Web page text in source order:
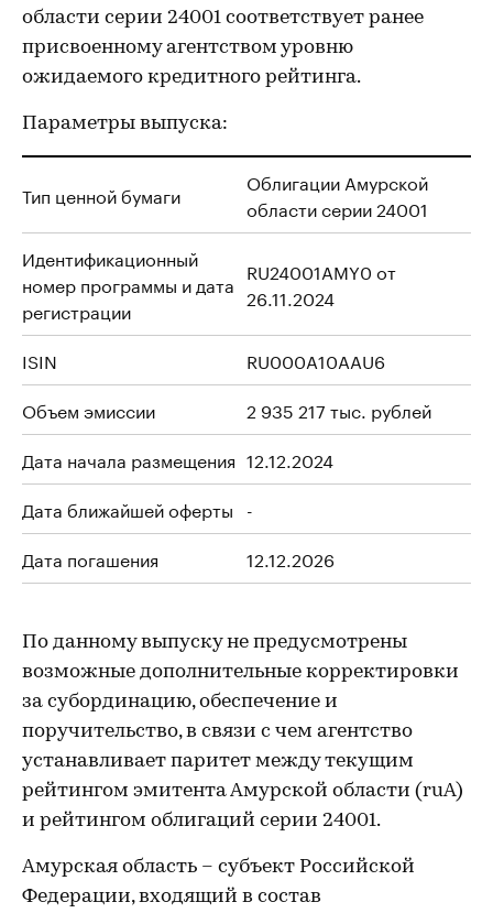
области серии 24001 соответствует ранее
присвоенному агентством уровню
ожидаемого кредитного рейтинга.
Параметры выпуска:
Тип ценной бумаги
Облигации Амурской
области серии 24001
Идентификационный
номер программы и дата
регистрации
RU24001AMY0 от
26.11.2024
ISIN
RU000A10AAU6
Объем эмиссии
2 935 217 тыс. рублей
Дата начала размещения 12.12.2024
Дата ближайшей оферты -
Дата погашения
12.12.2026
По данному выпуску не предусмотрены
возможные дополнительные корректировки
за субординацию, обеспечение и
поручительство, в связи с чем агентство
устанавливает паритет между текущим
рейтингом эмитента Амурской области (ruА)
и рейтингом облигаций серии 24001.
Амурская область – субъект Российской
Федерации, входящий в состав